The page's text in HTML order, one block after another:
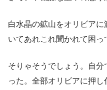
白水晶の鉱山をオリビア
いてあれこれ聞かれて困っ
そりゃそうでしょう。自
った。全部オリビアに押し